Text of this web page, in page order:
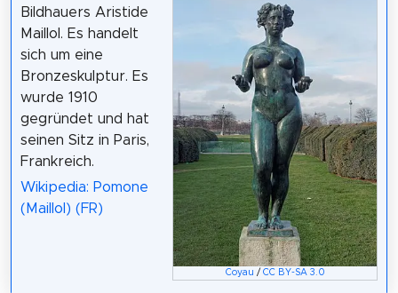
Coyau / CC BY-SA 3.0
Bildhauers Aristide
Maillol. Es handelt
sich um eine
Bronzeskulptur. Es
wurde 1910
gegründet und hat
seinen Sitz in Paris,
Frankreich.
Wikipedia: Pomone
(Maillol) (FR)